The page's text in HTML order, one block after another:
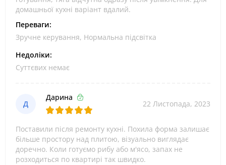
домашньої кухні варіант вдалий.
Переваги:
Зручне керування, Нормальна підсвітка
Недоліки:
Суттєвих немає
Д
Дарина
22 Листопада, 2023
Поставили після ремонту кухні. Похила форма залишає
більше простору над плитою, візуально виглядає
доречно. Коли готуємо рибу або м'ясо, запах не
розходиться по квартирі так швидко.